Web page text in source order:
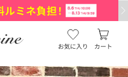
お気に入り カート